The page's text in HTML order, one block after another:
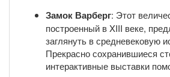
Замок Варберг: Этот
построенный в XIII веке,
заглянуть в средневековую
Прекрасно сохранившиеся
интерактивные выставки